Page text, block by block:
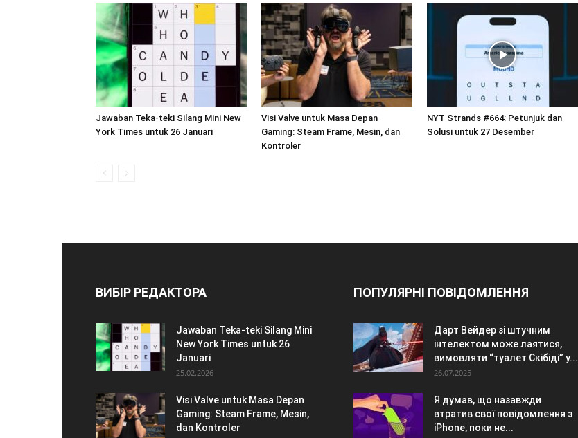
Jawaban Teka-teki Silang Mini New
York Times untuk 26 Januari
Visi Valve untuk Masa Depan
Gaming: Steam Frame, Mesin, dan
Kontroler
NYT Strands #664: Petunjuk dan
Solusi untuk 27 Desember
ВИБІР РЕДАКТОРА
Jawaban Teka-teki Silang Mini
New York Times untuk 26
Januari
25.02.2026
Visi Valve untuk Masa Depan
Gaming: Steam Frame, Mesin,
dan Kontroler
ПОПУЛЯРНІ ПОВІДОМЛЕННЯ
Дарт Вейдер зі штучним
інтелектом може лаятися,
вимовляти “туалет Скібіді” у...
26.07.2025
Я думав, що назавжди
втратив свої повідомлення з
iPhone, поки не...